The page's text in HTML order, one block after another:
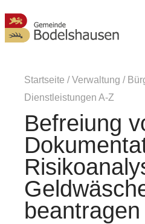
Startseite /Verwaltung /
Dienstleistungen A-Z
Befreiung
beantragen